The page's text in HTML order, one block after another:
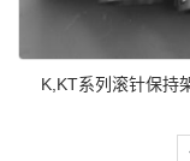
K,KT系列滚针保持